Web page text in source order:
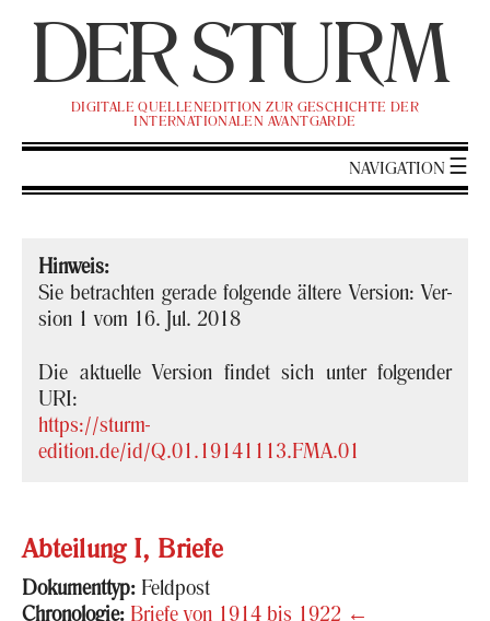
DER STURM
DI­GI­TA­LE QUEL­LEN­EDI­TI­ON ZUR GE­SCHICH­TE DER
IN­TER­NA­TIO­NA­LEN AVANT­GAR­DE
NA­VI­GA­TI­ON
Hin­weis:
Sie be­trach­ten ge­ra­de fol­gen­de äl­te­re Ver­si­on: Ver­
si­on 1 vom 16. Jul. 2018
Die ak­tu­el­le Ver­si­on fin­det sich unter fol­gen­der
URI:
https://sturm-​
edition.de/id/Q.01.19141113.FMA.01
Ab­tei­lung I, Brie­fe
Do­ku­ment­typ: Feld­post
Chro­no­lo­gie: Brie­fe von 1914 bis 1922 ←